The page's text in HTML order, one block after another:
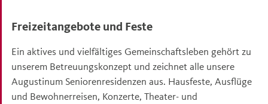
Freizeitangebote und Feste
Ein aktives und vielfältiges Gemeinschaftsleben gehört zu
unserem Betreuungskonzept und zeichnet alle unsere
Augustinum Seniorenresidenzen aus. Hausfeste, Ausflüge
und Bewohnerreisen, Konzerte, Theater- und